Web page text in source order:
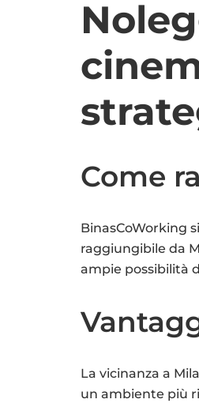
Come
BinasCoWorking
raggiungibile da
ampie possibilità
La vicinanza a
un ambiente più